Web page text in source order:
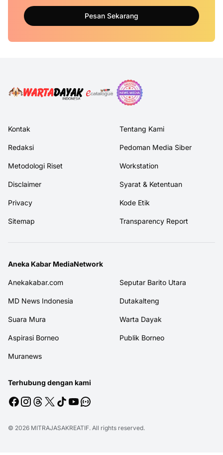
Pesan Sekarang
Kontak Tentang Kami
Redaksi Pedoman Media Siber
Metodologi Riset Workstation
Disclaimer Syarat & Ketentuan
Privacy Kode Etik
Sitemap Transparency Report
Aneka Kabar MediaNetwork
Anekakabar.com Seputar Barito Utara
MD News Indonesia Dutakalteng
Suara Mura Warta Dayak
Aspirasi Borneo Publik Borneo
Muranews
Terhubung dengan kami
© 2026 MITRAJASAKREATIF. All rights reserved.